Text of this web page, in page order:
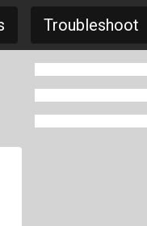
Troubleshoot